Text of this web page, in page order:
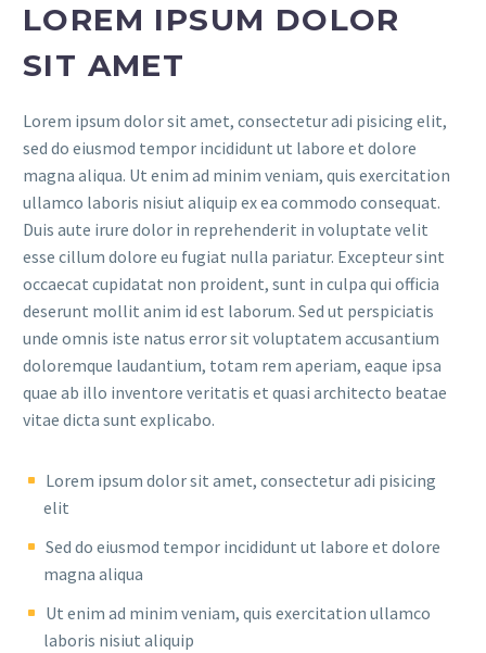
LOREM IPSUM DOLOR
SIT AMET
Lorem ipsum dolor sit amet, consectetur adi pisicing elit,
sed do eiusmod tempor incididunt ut labore et dolore
magna aliqua. Ut enim ad minim veniam, quis exercitation
ullamco laboris nisiut aliquip ex ea commodo consequat.
Duis aute irure dolor in reprehenderit in voluptate velit
esse cillum dolore eu fugiat nulla pariatur. Excepteur sint
occaecat cupidatat non proident, sunt in culpa qui officia
deserunt mollit anim id est laborum. Sed ut perspiciatis
unde omnis iste natus error sit voluptatem accusantium
doloremque laudantium, totam rem aperiam, eaque ipsa
quae ab illo inventore veritatis et quasi architecto beatae
vitae dicta sunt explicabo.
Lorem ipsum dolor sit amet, consectetur adi pisicing
elit
Sed do eiusmod tempor incididunt ut labore et dolore
magna aliqua
Ut enim ad minim veniam, quis exercitation ullamco
laboris nisiut aliquip